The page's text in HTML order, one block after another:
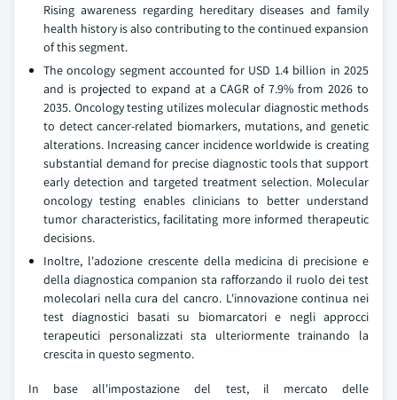
Rising awareness regarding hereditary diseases and family
health history is also contributing to the continued expansion
of this segment.
The oncology segment accounted for USD 1.4 billion in 2025
and is projected to expand at a CAGR of 7.9% from 2026 to
2035. Oncology testing utilizes molecular diagnostic methods
to detect cancer-related biomarkers, mutations, and genetic
alterations. Increasing cancer incidence worldwide is creating
substantial demand for precise diagnostic tools that support
early detection and targeted treatment selection. Molecular
oncology testing enables clinicians to better understand
tumor characteristics, facilitating more informed therapeutic
decisions.
Inoltre, l'adozione crescente della medicina di precisione e
della diagnostica companion sta rafforzando il ruolo dei test
molecolari nella cura del cancro. L'innovazione continua nei
test diagnostici basati su biomarcatori e negli approcci
terapeutici personalizzati sta ulteriormente trainando la
crescita in questo segmento.
In base all'impostazione del test, il mercato delle